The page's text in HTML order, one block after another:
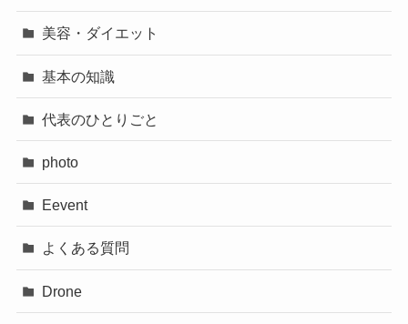
美容・ダイエット
基本の知識
代表のひとりごと
photo
Eevent
よくある質問
Drone